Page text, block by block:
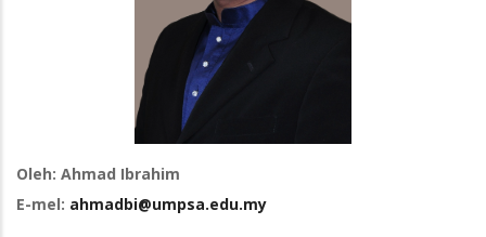
Oleh: Ahmad Ibrahim
E-mel: ahmadbi@umpsa.edu.my